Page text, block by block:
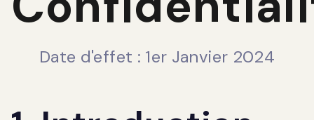
Date d'effet : 1er Janvier 2024